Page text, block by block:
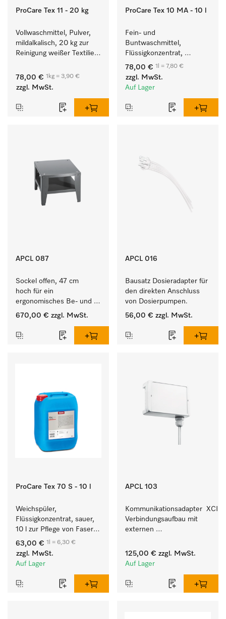
ProCare Tex 11 - 20 kg
Vollwaschmittel, Pulver,
mildalkalisch, 20 kg zur
Reinigung weißer Textilien
Buntwäsche.
78,00 € 1kg = 3,90 €
zzgl. MwSt.
ProCare Tex 10 MA - 10 l
Fein- und
Buntwaschmittel,
Flüssigkonzentrat,
mildalkalisch, 10 l zur
Reinigung von
Buntwäsche und
78,00 € 1l = 7,80 €
zzgl. MwSt.
Auf Lager
APCL 087
Sockel offen, 47 cm
hoch für ein
ergonomisches Be- und
Entladen von
Trockner.
670,00 € zzgl. MwSt.
APCL 016
Bausatz Dosieradapter für
den direkten Anschluss
von Dosierpumpen.
56,00 € zzgl. MwSt.
ProCare Tex 70 S - 10 l
Weichspüler,
Flüssigkonzentrat, sauer,
10 l zur Pflege von Fasern
für eine langfristige
Geschmeidigkeit der
Textilien.
63,00 € 1l = 6,30 €
zzgl. MwSt.
Auf Lager
APCL 103
Kommunikationsadapter  XCI
Verbindungsaufbau mit
externen
125,00 € zzgl. MwSt.
Auf Lager